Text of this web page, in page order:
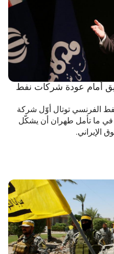
أمام عودة شركات نفط
الفرنسي توتال أوّل شركة
في ما تأمل طهران أن يشكّل
الإيراني.